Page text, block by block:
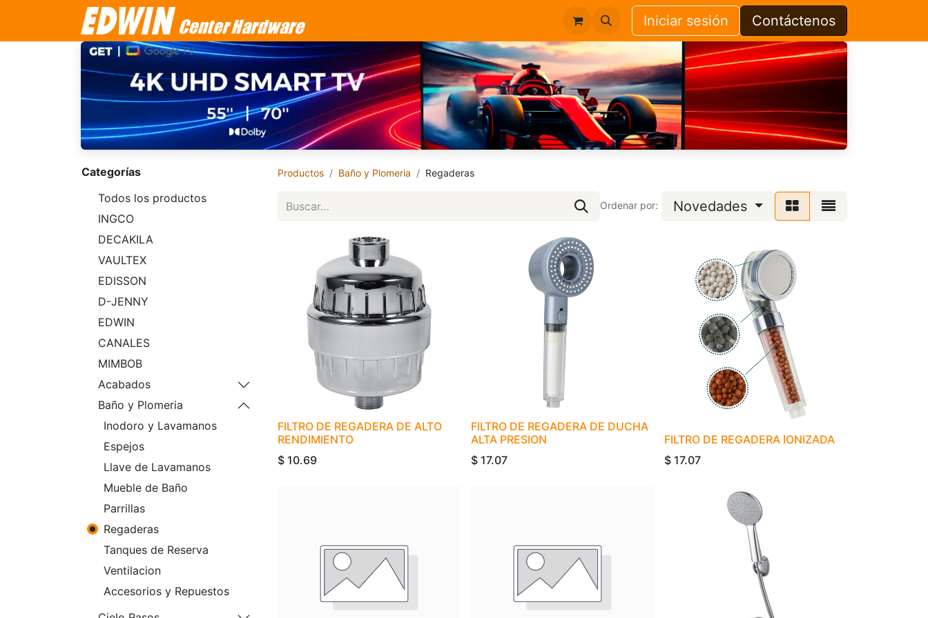
Iniciar sesión Contáctenos
Categorías
Todos los productos
INGCO
DECAKILA
VAULTEX
EDISSON
D-JENNY
EDWIN
CANALES
MIMBOB
Acabados
Baño y Plomeria
Inodoro y Lavamanos
Espejos
Llave de Lavamanos
Mueble de Baño
Parrillas
Regaderas
Tanques de Reserva
Ventilacion
Accesorios y Repuestos
Productos Baño y Plomeria Regaderas
Ordenar por: Novedades
FILTRO DE REGADERA DE ALTO
RENDIMIENTO
$ 10.69
FILTRO DE REGADERA DE DUCHA
ALTA PRESION
$ 17.07
FILTRO DE REGADERA IONIZADA
$ 17.07